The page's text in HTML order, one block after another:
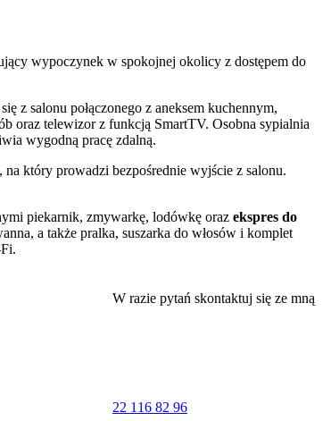
wypoczynek w spokojnej okolicy z dostępem do
z salonu połączonego z aneksem kuchennym,
oraz telewizor z funkcją SmartTV. Osobna sypialnia
wygodną pracę zdalną.
na który prowadzi bezpośrednie wyjście z salonu.
piekarnik, zmywarkę, lodówkę oraz ekspres do
a także pralka, suszarka do włosów i komplet
dostępne są ogólnodostępne miejsca postojowe.
Wałęsy oddalony jest o niecałe 6 km, a stacja
usługowe oraz restauracje. Najbliższy przystanek
wypoczynek umożliwia z kolei bliskość Parku
W razie pytań skontaktuj się ze mną
22 116 82 96